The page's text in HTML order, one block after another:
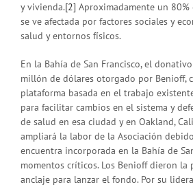
y vivienda.[2] Aproximadamente un
se ve afectada por factores sociales y
salud y entornos físicos.
En la Bahía de San Francisco, el
millón de dólares otorgado por Benioff,
plataforma basada en el trabajo
para facilitar cambios en el sistema y
de salud en esa ciudad y en Oakland,
ampliará la labor de la Asociación
encuentra incorporada en la Bahía de
momentos críticos. Los Benioff dieron la
anclaje para lanzar el fondo. Por su